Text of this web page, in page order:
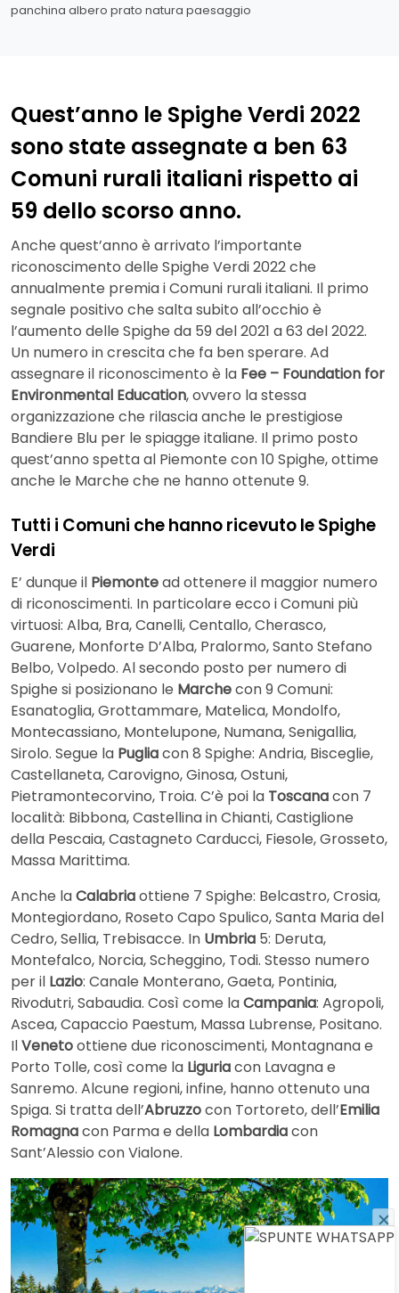
panchina albero prato natura paesaggio
Quest’anno le Spighe Verdi 2022
sono state assegnate a ben 63
Comuni rurali italiani rispetto ai
59 dello scorso anno.
Anche quest’anno è arrivato l’importante
riconoscimento delle Spighe Verdi 2022 che
annualmente premia i Comuni rurali italiani. Il primo
segnale positivo che salta subito all’occhio è
l’aumento delle Spighe da 59 del 2021 a 63 del 2022.
Un numero in crescita che fa ben sperare. Ad
assegnare il riconoscimento è la Fee – Foundation for
Environmental Education, ovvero la stessa
organizzazione che rilascia anche le prestigiose
Bandiere Blu per le spiagge italiane. Il primo posto
quest’anno spetta al Piemonte con 10 Spighe, ottime
anche le Marche che ne hanno ottenute 9.
Tutti i Comuni che hanno ricevuto le Spighe
Verdi
E’ dunque il Piemontead ottenere il maggior numero
di riconoscimenti. In particolare ecco i Comuni più
virtuosi: Alba, Bra, Canelli, Centallo, Cherasco,
Guarene, Monforte D’Alba, Pralormo, Santo Stefano
Belbo, Volpedo. Al secondo posto per numero di
Spighe si posizionano le Marchecon 9 Comuni:
Esanatoglia, Grottammare, Matelica, Mondolfo,
Montecassiano, Montelupone, Numana, Senigallia,
Sirolo. Segue la Pugliacon 8 Spighe: Andria, Bisceglie,
Castellaneta, Carovigno, Ginosa, Ostuni,
Pietramontecorvino, Troia. C’è poi la Toscanacon 7
località: Bibbona, Castellina in Chianti, Castiglione
della Pescaia, Castagneto Carducci, Fiesole, Grosseto,
Massa Marittima.
Anche laCalabriaottiene 7 Spighe: Belcastro, Crosia,
Montegiordano, Roseto Capo Spulico, Santa Maria del
Cedro, Sellia, Trebisacce. In Umbria 5: Deruta,
Montefalco, Norcia, Scheggino, Todi. Stesso numero
per il Lazio: Canale Monterano, Gaeta, Pontinia,
Rivodutri, Sabaudia. Così come laCampania: Agropoli,
Ascea, Capaccio Paestum, Massa Lubrense, Positano.
IlVenetoottiene due riconoscimenti, Montagnana e
Porto Tolle, così come la Liguriacon Lavagna e
Sanremo. Alcune regioni, infine, hanno ottenuto una
Spiga. Si tratta dell’Abruzzocon Tortoreto, dell’Emilia
Romagnacon Parma e della Lombardiacon
Sant’Alessio con Vialone.